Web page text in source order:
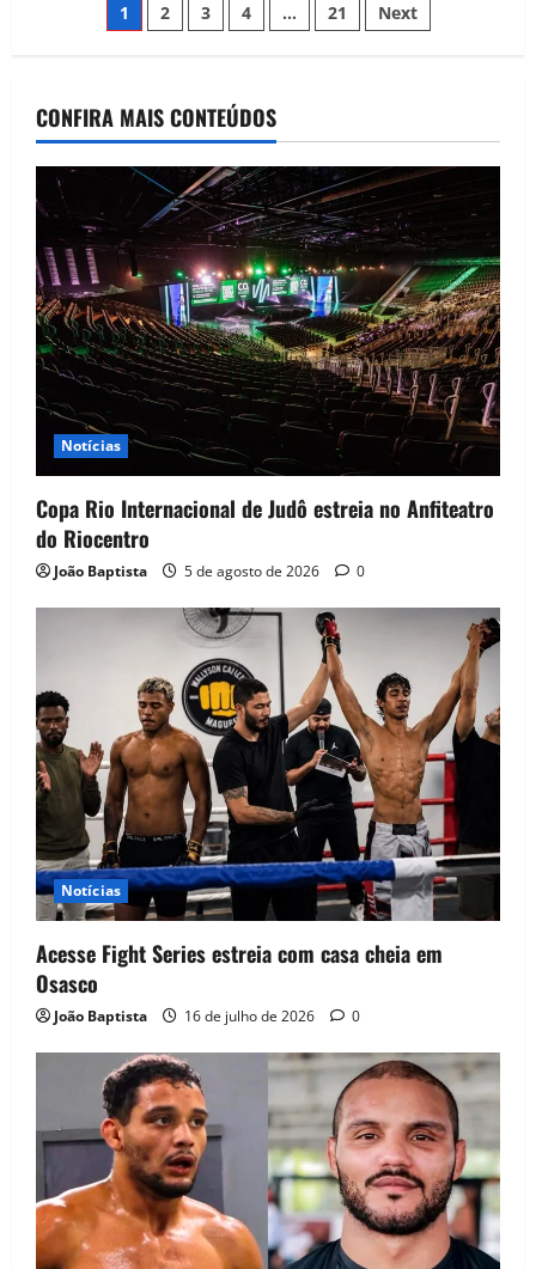
1 2 3 4 … 21 Next
CONFIRA MAIS CONTEÚDOS
Notícias
Copa Rio Internacional de Judô estreia no Anfiteatro
do Riocentro
João Baptista 5 de agosto de 2026 0
Notícias
Acesse Fight Series estreia com casa cheia em
Osasco
João Baptista 16 de julho de 2026 0